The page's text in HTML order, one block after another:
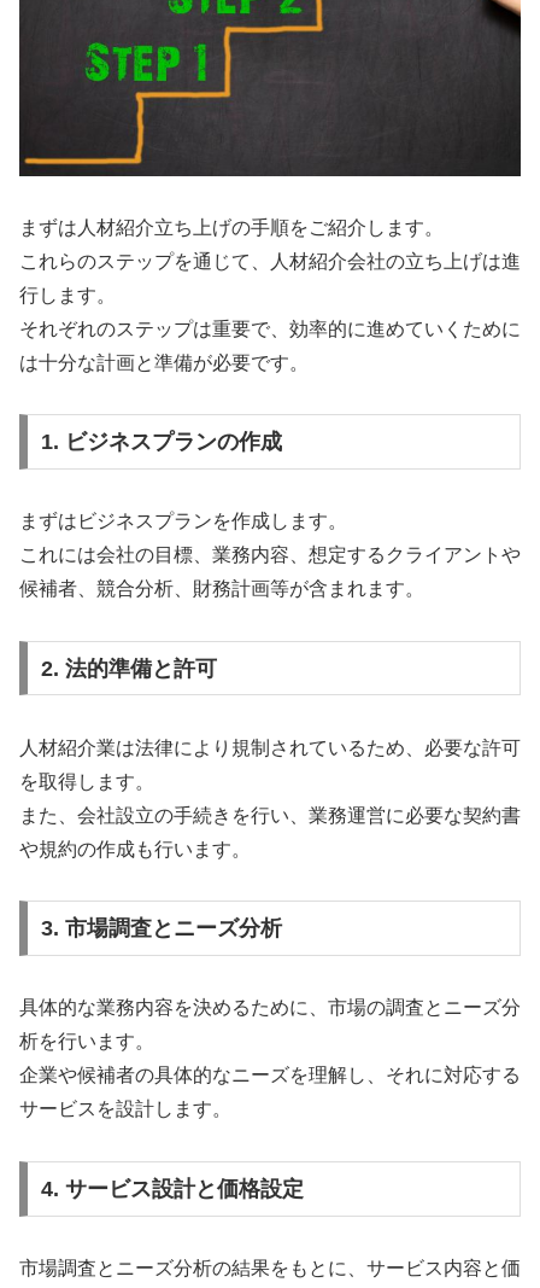
まずは人材紹介立ち上げの手順をご紹介します。
これらのステップを通じて、人材紹介会社の立ち上げは進
行します。
それぞれのステップは重要で、効率的に進めていくために
は十分な計画と準備が必要です。
1. ビジネスプランの作成
まずはビジネスプランを作成します。
これには会社の目標、業務内容、想定するクライアントや
候補者、競合分析、財務計画等が含まれます。
2. 法的準備と許可
人材紹介業は法律により規制されているため、必要な許可
を取得します。
また、会社設立の手続きを行い、業務運営に必要な契約書
や規約の作成も行います。
3. 市場調査とニーズ分析
具体的な業務内容を決めるために、市場の調査とニーズ分
析を行います。
企業や候補者の具体的なニーズを理解し、それに対応する
サービスを設計します。
4. サービス設計と価格設定
市場調査とニーズ分析の結果をもとに、サービス内容と価